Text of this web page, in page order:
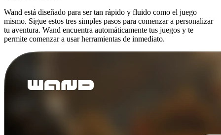
Wand está diseñado para ser tan rápido y fluido como el juego
mismo. Sigue estos tres simples pasos para comenzar a personalizar
tu aventura. Wand encuentra automáticamente tus juegos y te
permite comenzar a usar herramientas de inmediato.